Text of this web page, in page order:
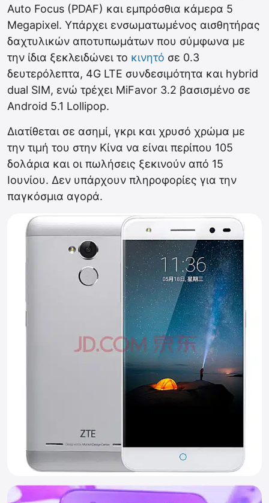
Auto Focus (PDAF) και εμπρόσθια κάμερα 5
Megapixel. Υπάρχει ενσωματωμένος αισθητήρας
δαχτυλικών αποτυπωμάτων που σύμφωνα με
την ίδια ξεκλειδώνει το κινητό σε 0.3
δευτερόλεπτα, 4G LTE συνδεσιμότητα και hybrid
dual SIM, ενώ τρέχει MiFavor 3.2 βασισμένο σε
Android 5.1 Lollipop.
Διατίθεται σε ασημί, γκρι και χρυσό χρώμα με
την τιμή του στην Κίνα να είναι περίπου 105
δολάρια και οι πωλήσεις ξεκινούν από 15
Ιουνίου. Δεν υπάρχουν πληροφορίες για την
παγκόσμια αγορά.